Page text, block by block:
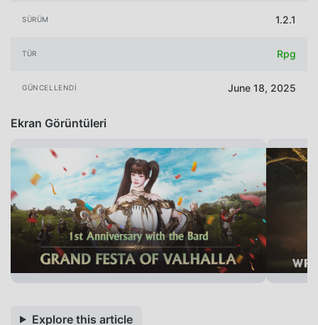
SÜRÜM 1.2.1
TÜR Rpg
GÜNCELLENDI June 18, 2025
Ekran Görüntüleri
Explore this article